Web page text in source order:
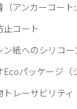
（アンカーコート
止コート
ン紙へのシリコー
Ecoパッケージ（
トレーサビリティ